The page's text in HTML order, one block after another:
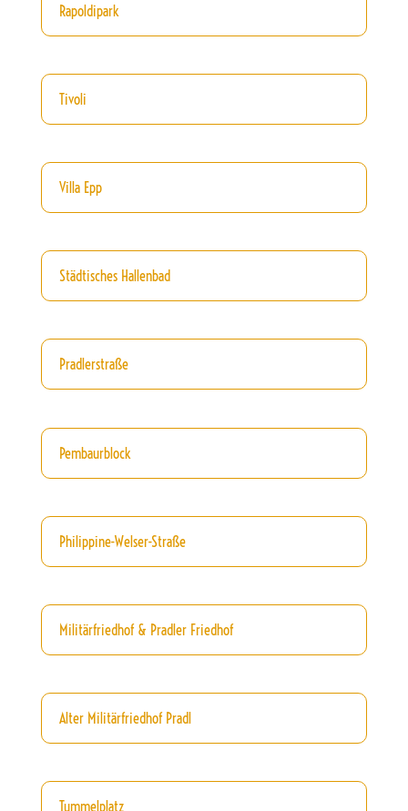
Rapoldipark
Tivoli
Villa Epp
Städtisches Hallenbad
Pradlerstraße
Pembaurblock
Philippine-Welser-Straße
Militärfriedhof & Pradler Friedhof
Alter Militärfriedhof Pradl
Tummelplatz